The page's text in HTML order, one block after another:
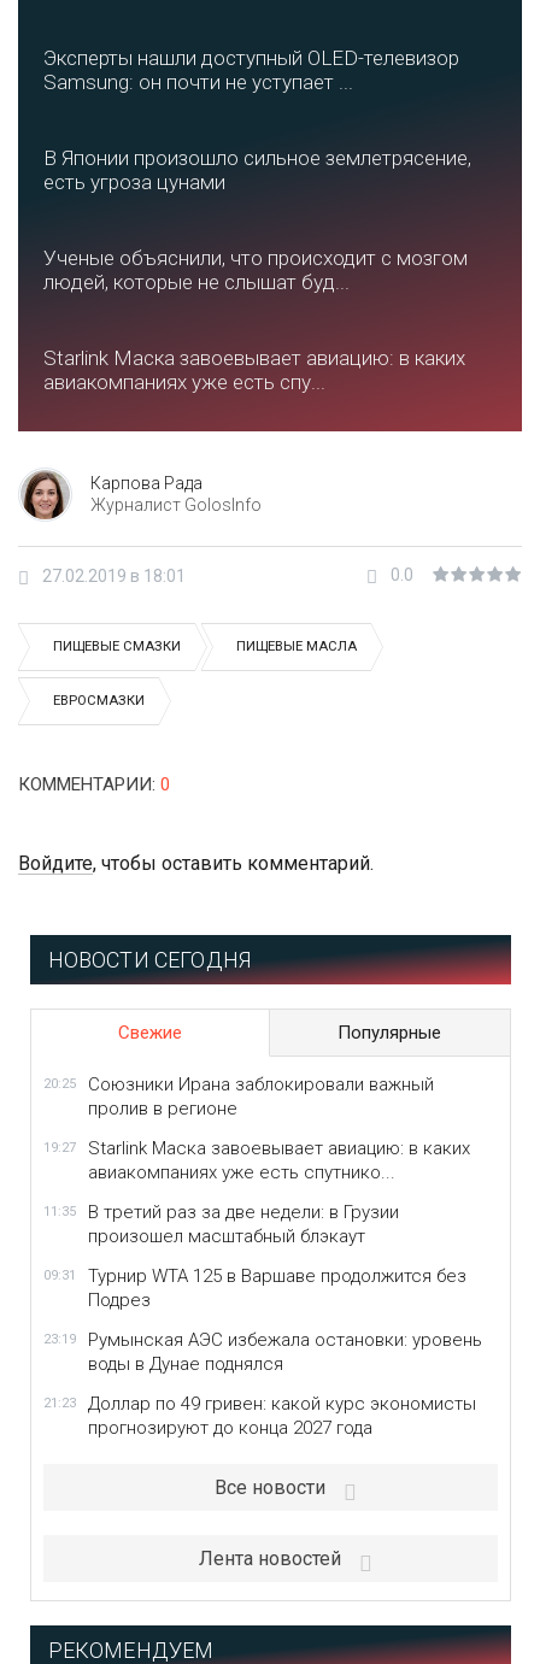
Эксперты нашли доступный OLED-телевизор
Samsung: он почти не уступает ...
В Японии произошло сильное землетрясение,
есть угроза цунами
Ученые объяснили, что происходит с мозгом
людей, которые не слышат буд...
Starlink Маска завоевывает авиацию: в каких
авиакомпаниях уже есть спу...
Карпова Рада
Журналист GolosInfo
27.02.2019 в 18:01 0.0
ПИЩЕВЫЕ СМАЗКИ ПИЩЕВЫЕ МАСЛА
ЕВРОСМАЗКИ
КОММЕНТАРИИ: 0
Войдите, чтобы оставить комментарий.
НОВОСТИ СЕГОДНЯ
Свежие Популярные
20:25
Союзники Ирана заблокировали важный
пролив в регионе
19:27
Starlink Маска завоевывает авиацию: в каких
авиакомпаниях уже есть спутнико...
11:35
В третий раз за две недели: в Грузии
произошел масштабный блэкаут
09:31
Турнир WTA 125 в Варшаве продолжится без
Подрез
23:19
Румынская АЭС избежала остановки: уровень
воды в Дунае поднялся
21:23
Доллар по 49 гривен: какой курс экономисты
прогнозируют до конца 2027 года
Все новости
Лента новостей
РЕКОМЕНДУЕМ